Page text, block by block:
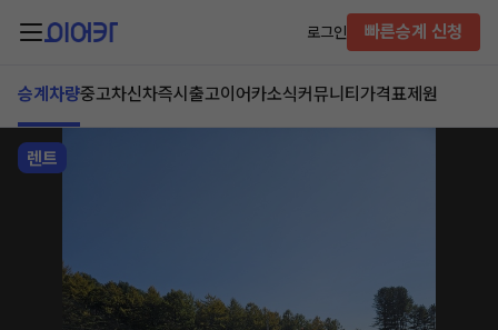
로그인 빠른승계 신청
승계차량중고차신차즉시출고이어카소식커뮤니티 가격표제원
렌트